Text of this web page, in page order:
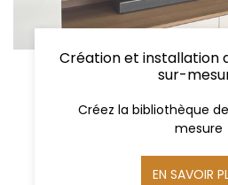
Création et installation
sur-
Créez la bibliothèque
mesure
EN SAVOIR